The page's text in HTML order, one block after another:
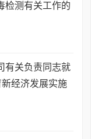
检测有关工作的
有关负责同志就
新经济发展实施